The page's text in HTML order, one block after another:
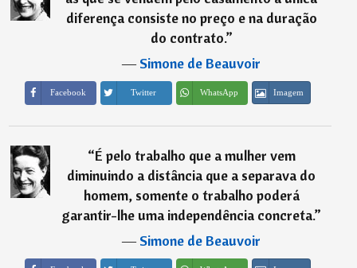
diferença consiste no preço e na duração
do contrato.”
―Simone de Beauvoir
Facebook Twitter WhatsApp Imagem
“É pelo trabalho que a mulher vem
diminuindo a distância que a separava do
homem, somente o trabalho poderá
garantir-lhe uma independência concreta.”
―Simone de Beauvoir